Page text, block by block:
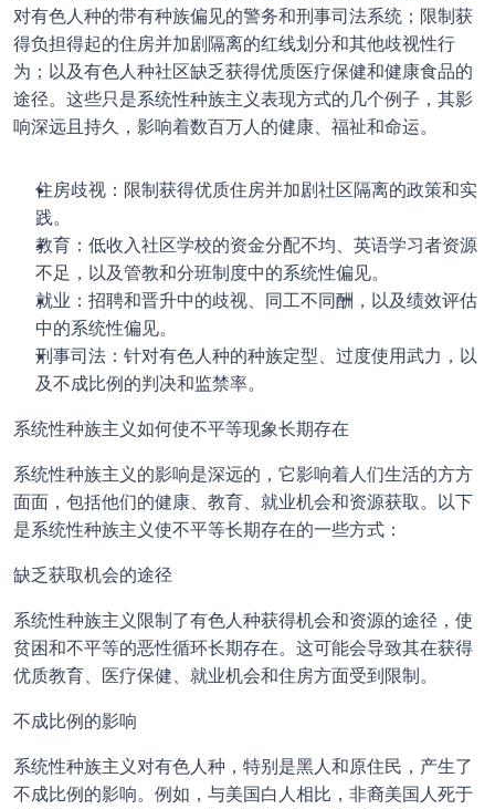
对有色人种的带有种族偏见的警务和刑事司法系统；限制获
得负担得起的住房并加剧隔离的红线划分和其他歧视性行
为；以及有色人种社区缺乏获得优质医疗保健和健康食品的
途径。这些只是系统性种族主义表现方式的几个例子，其影
响深远且持久，影响着数百万人的健康、福祉和命运。
住房歧视：限制获得优质住房并加剧社区隔离的政策和实
践。
教育：低收入社区学校的资金分配不均、英语学习者资源
不足，以及管教和分班制度中的系统性偏见。
就业：招聘和晋升中的歧视、同工不同酬，以及绩效评估
中的系统性偏见。
刑事司法：针对有色人种的种族定型、过度使用武力，以
及不成比例的判决和监禁率。
系统性种族主义如何使不平等现象长期存在
系统性种族主义的影响是深远的，它影响着人们生活的方方
面面，包括他们的健康、教育、就业机会和资源获取。以下
是系统性种族主义使不平等长期存在的一些方式：
缺乏获取机会的途径
系统性种族主义限制了有色人种获得机会和资源的途径，使
贫困和不平等的恶性循环长期存在。这可能会导致其在获得
优质教育、医疗保健、就业机会和住房方面受到限制。
不成比例的影响
系统性种族主义对有色人种，特别是黑人和原住民，产生了
不成比例的影响。例如，与美国白人相比，非裔美国人死于